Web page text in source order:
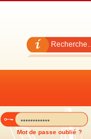
Mot de passe oublié ?